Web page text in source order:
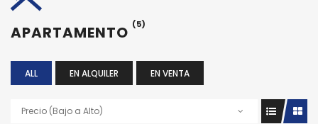
APARTAMENTO (5)
ALL EN ALQUILER EN VENTA
Precio (Bajo a Alto)